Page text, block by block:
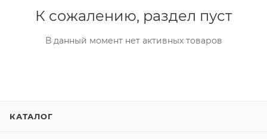
К сожалению, раздел пуст
В данный момент нет активных товаров
КАТАЛОГ